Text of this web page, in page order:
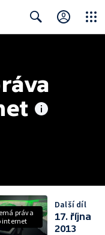
práva
internet
Další díl
17. října
2013